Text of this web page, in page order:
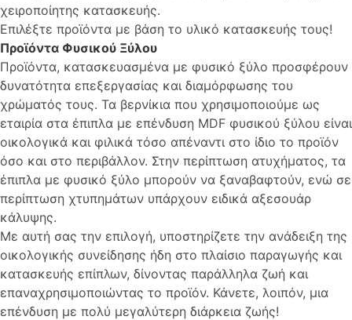
χειροποίητης κατασκευής.
Επιλέξτε προϊόντα με βάση το υλικό κατασκευής τους!
Προϊόντα Φυσικού Ξύλου
Προϊόντα, κατασκευασμένα με φυσικό ξύλο προσφέρουν
δυνατότητα επεξεργασίας και διαμόρφωσης του
χρώματός τους. Τα βερνίκια που χρησιμοποιούμε ως
εταιρία στα έπιπλα με επένδυση MDF φυσικού ξύλου είναι
οικολογικά και φιλικά τόσο απέναντι στο ίδιο το προϊόν
όσο και στο περιβάλλον. Στην περίπτωση ατυχήματος, τα
έπιπλα με φυσικό ξύλο μπορούν να ξαναβαφτούν, ενώ σε
περίπτωση χτυπημάτων υπάρχουν ειδικά αξεσουάρ
κάλυψης.
Με αυτή σας την επιλογή, υποστηρίζετε την ανάδειξη της
οικολογικής συνείδησης ήδη στο πλαίσιο παραγωγής και
κατασκευής επίπλων, δίνοντας παράλληλα ζωή και
επαναχρησιμοποιώντας το προϊόν. Κάνετε, λοιπόν, μια
επένδυση με πολύ μεγαλύτερη διάρκεια ζωής!